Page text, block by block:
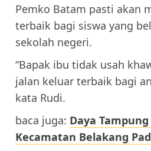
Pemko Batam pasti akan
terbaik bagi siswa yang
sekolah negeri.
“Bapak ibu tidak usah
jalan keluar terbaik bagi
kata Rudi.
baca juga: Daya
Kecamatan Belakang